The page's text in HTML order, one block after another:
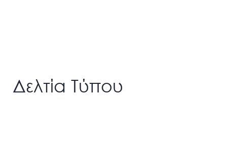
Δελτία Τύπου